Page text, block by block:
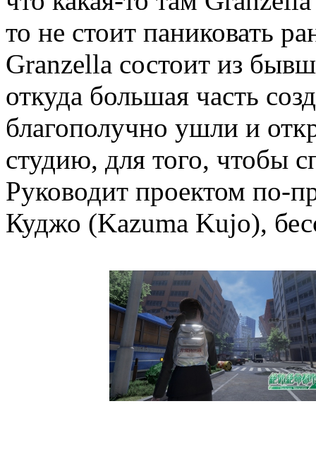
то не стоит паниковать
Granzella состоит из
откуда большая часть
благополучно ушли и
студию, для того, чтобы
Руководит проектом по-
Куджо (Kazuma Kujo),